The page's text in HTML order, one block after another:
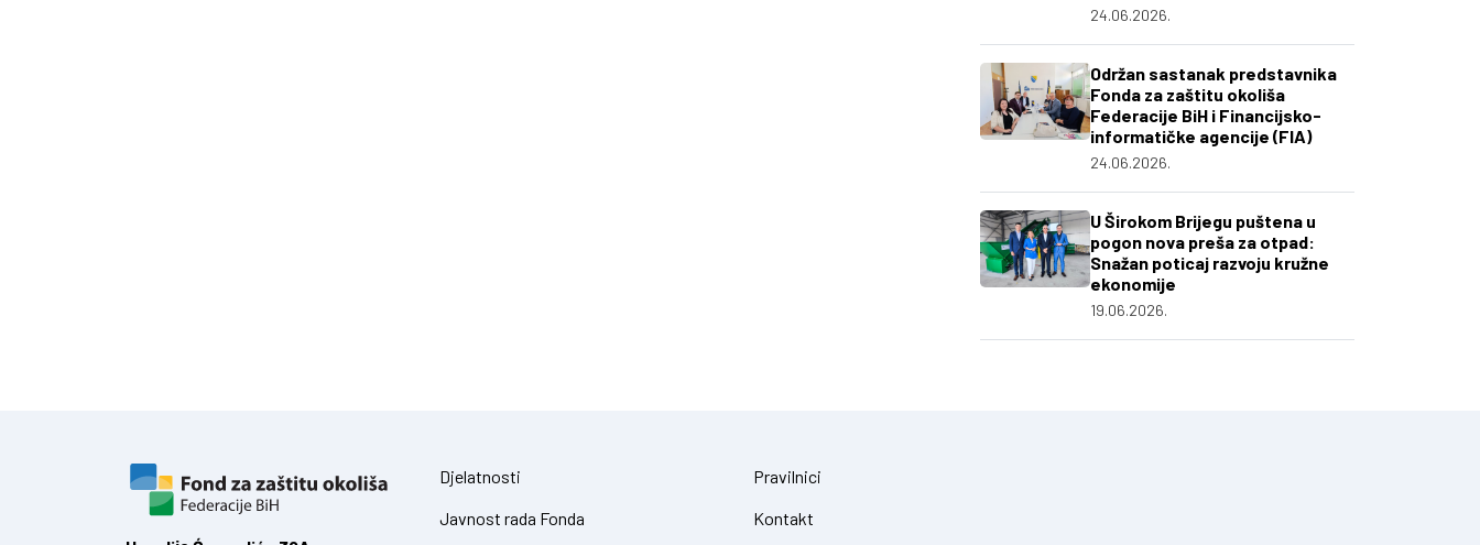
24.06.2026.
Održan sastanak predstavnika
Fonda za zaštitu okoliša
Federacije BiH i Financijsko-
informatičke agencije (FIA)
24.06.2026.
U Širokom Brijegu puštena u
pogon nova preša za otpad:
Snažan poticaj razvoju kružne
ekonomije
19.06.2026.
Djelatnosti
Javnost rada Fonda
Pravilnici
Kontakt